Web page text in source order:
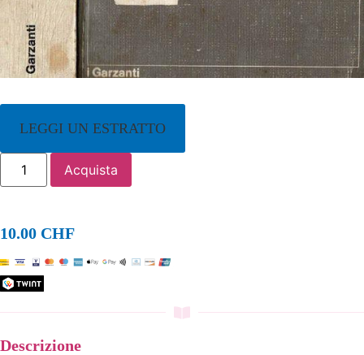
LEGGI UN ESTRATTO
Acquista
10.00 CHF
Descrizione